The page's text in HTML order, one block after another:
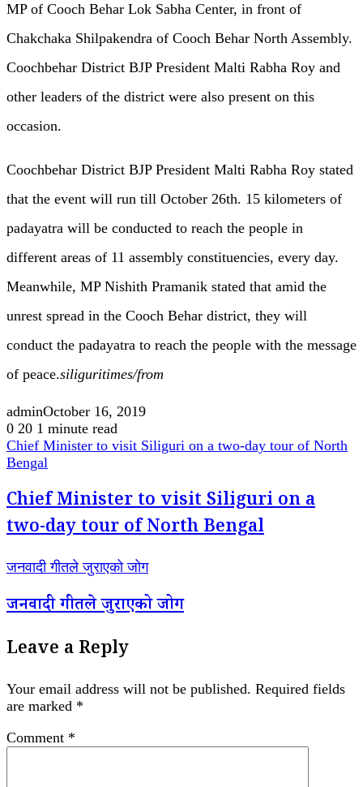
MP of Cooch Behar Lok Sabha Center, in front of
Chakchaka Shilpakendra of Cooch Behar North Assembly.
Coochbehar District BJP President Malti Rabha Roy and
other leaders of the district were also present on this
occasion.
Coochbehar District BJP President Malti Rabha Roy stated
that the event will run till October 26th. 15 kilometers of
padayatra will be conducted to reach the people in
different areas of 11 assembly constituencies, every day.
Meanwhile, MP Nishith Pramanik stated that amid the
unrest spread in the Cooch Behar district, they will
conduct the padayatra to reach the people with the message
of peace.siliguritimes/from
adminOctober 16, 2019
0 20 1 minute read
Chief Minister to visit Siliguri on a two-day tour of North
Bengal
Chief Minister to visit Siliguri on a
two-day tour of North Bengal
जनवादी गीतले जुराएको जोग
जनवादी गीतले जुराएको जोग
Leave a Reply
Your email address will not be published. Required fields
are marked *
Comment *